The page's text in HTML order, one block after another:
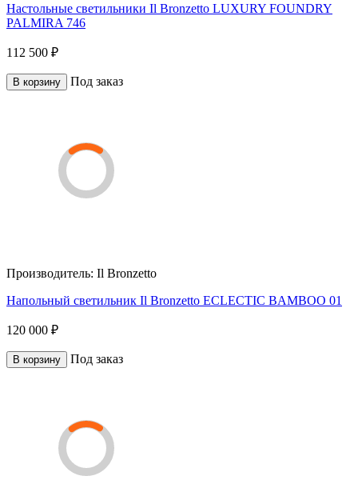
Настольные светильники Il Bronzetto LUXURY FOUNDRY
PALMIRA 746
112 500 ₽
В корзину Под заказ
Производитель: Il Bronzetto
Напольный светильник Il Bronzetto ECLECTIC BAMBOO 01
120 000 ₽
В корзину Под заказ